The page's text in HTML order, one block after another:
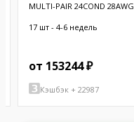
MULTI-PAIR 24COND 28AWG
17 шт - 4-6 недель
от 153244 ₽
Кэшбэк + 22987